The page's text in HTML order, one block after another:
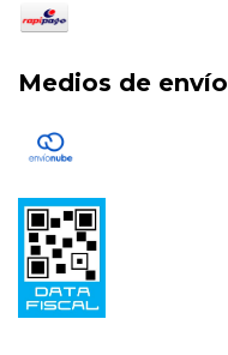
Medios de envío